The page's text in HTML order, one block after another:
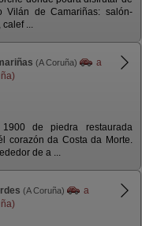
Vilán de Camariñas: salón-
...
(A Coruña)
a
de piedra restaurada
corazón da Costa da Morte.
de a ...
(A Coruña)
a